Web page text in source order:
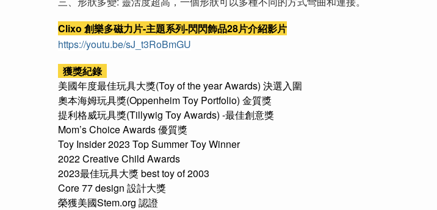
Clixo 創樂多磁力片-主題系列-閃閃飾品28片介紹影片
https://youtu.be/sJ_t3RoBmGU
獲獎紀錄
美國年度最佳玩具大獎(Toy of the year Awards) 決選入圍
奧本海姆玩具獎(Oppenheim Toy Portfolio) 金質獎
提利格威玩具獎(Tillywig Toy Awards) -最佳創意獎
Mom’s Choice Awards 優質獎
Toy Insider 2023 Top Summer Toy Winner
2022 Creative Child Awards
2023最佳玩具大獎 best toy of 2003
Core 77 design 設計大獎
榮獲美國Stem.org 認證